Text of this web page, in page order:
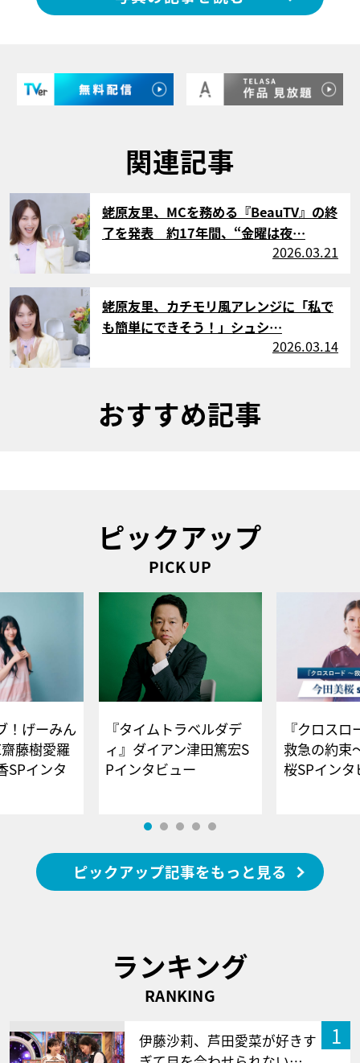
関連記事
蛯原友里、MCを務める『BeauTV』の終
了を発表 約17年間、“金曜は夜…
2026.03.21
サムネイル
蛯原友里、カチモリ風アレンジに「私で
も簡単にできそう！」シュシ…
2026.03.14
おすすめ記事
ピックアップ
PICK UP
！げーみん
藤樹愛羅
SPインタ
『タイムトラベルダデ
ィ』ダイアン津田篤宏S
Pインタビュー
『クロス
救急の約束
桜SPイ
ピックアップ記事をもっと見る
ランキング
RANKING
1
伊藤沙莉、芦田愛菜が好きす